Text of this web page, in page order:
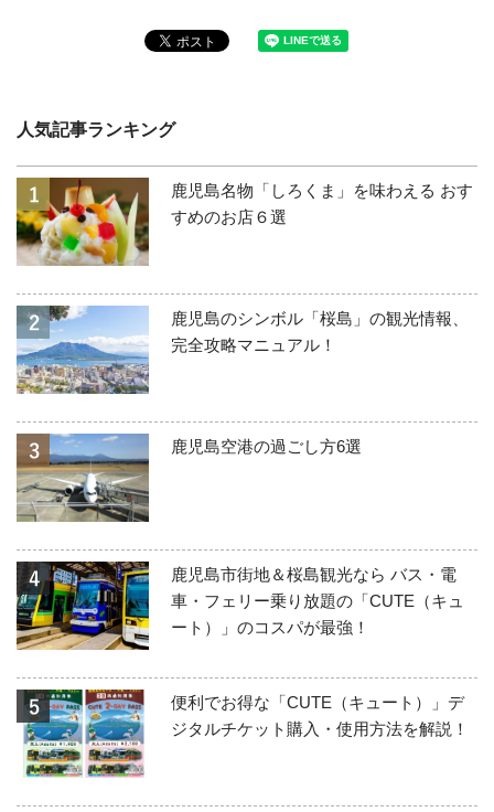
人気記事ランキング
鹿児島名物「しろくま」を味わえる おす
すめのお店６選
鹿児島のシンボル「桜島」の観光情報、
完全攻略マニュアル！
鹿児島空港の過ごし方6選
鹿児島市街地＆桜島観光なら バス・電
車・フェリー乗り放題の「CUTE（キュ
ート）」のコスパが最強！
便利でお得な「CUTE（キュート）」デ
ジタルチケット購入・使用方法を解説！